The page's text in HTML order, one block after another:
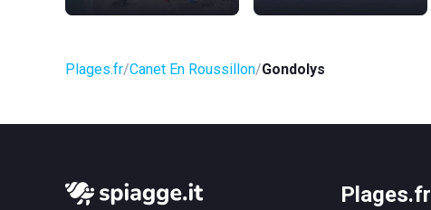
Plages.fr Canet En Roussillon Gondolys
Plages.fr